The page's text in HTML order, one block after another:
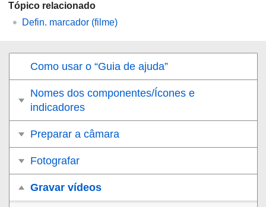
Tópico relacionado
Defin. marcador (filme)
Como usar o “Guia de ajuda”
Nomes dos componentes/Ícones e
indicadores
Preparar a câmara
Fotografar
Gravar vídeos